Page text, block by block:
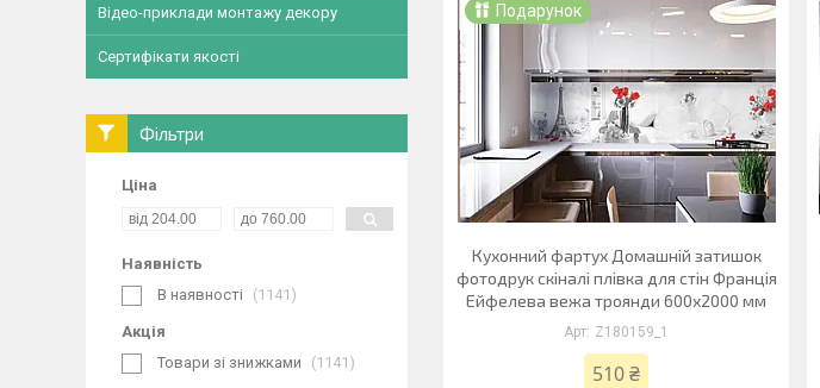
Подарунок
Кухонний фартух Домашній затишок
фотодрук скіналі плівка для стін Франція
Ейфелева вежа троянди 600х2000 мм
Z180159_1
510 ₴
Відео-приклади монтажу декору
Сертифікати якості
Фільтри
Ціна
Наявність
В наявності
1141
Акція
Товари зі знижками
1141